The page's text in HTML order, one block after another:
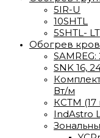
5IR-U
10SHTL
5SHTL- LT
Обогрев
SNK 16,
Вт/м
КСТМ (17
IndAstro